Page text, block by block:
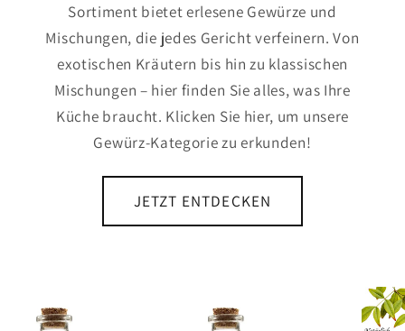
Sortiment bietet erlesene Gewürze und
Mischungen, die jedes Gericht verfeinern. Von
exotischen Kräutern bis hin zu klassischen
Mischungen – hier finden Sie alles, was Ihre
Küche braucht. Klicken Sie hier, um unsere
Gewürz-Kategorie zu erkunden!
JETZT ENTDECKEN